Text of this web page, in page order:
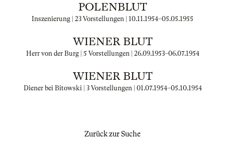
POLENBLUT
Inszenierung | 23 Vorstellungen | 10.11.1954–05.05.1955
WIENER BLUT
Herr von der Burg | 5 Vorstellungen | 26.09.1953–06.07.1954
WIENER BLUT
Diener bei Bitowski | 3 Vorstellungen | 01.07.1954–05.10.1954
Zurück zur Suche